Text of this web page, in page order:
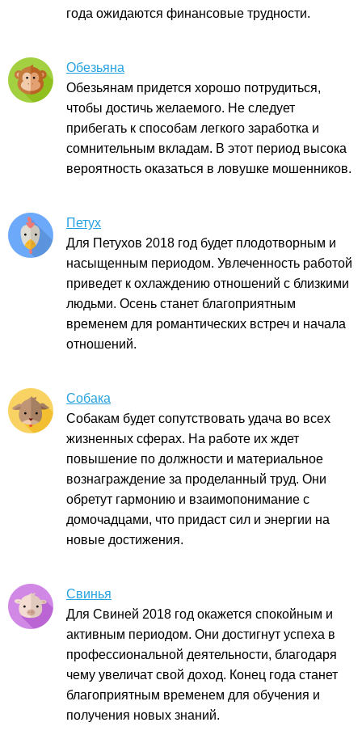
года ожидаются финансовые трудности.
Обезьяна
Обезьянам придется хорошо потрудиться,
чтобы достичь желаемого. Не следует
прибегать к способам легкого заработка и
сомнительным вкладам. В этот период высока
вероятность оказаться в ловушке мошенников.
Петух
Для Петухов 2018 год будет плодотворным и
насыщенным периодом. Увлеченность работой
приведет к охлаждению отношений с близкими
людьми. Осень станет благоприятным
временем для романтических встреч и начала
отношений.
Собака
Собакам будет сопутствовать удача во всех
жизненных сферах. На работе их ждет
повышение по должности и материальное
вознаграждение за проделанный труд. Они
обретут гармонию и взаимопонимание с
домочадцами, что придаст сил и энергии на
новые достижения.
Свинья
Для Свиней 2018 год окажется спокойным и
активным периодом. Они достигнут успеха в
профессиональной деятельности, благодаря
чему увеличат свой доход. Конец года станет
благоприятным временем для обучения и
получения новых знаний.